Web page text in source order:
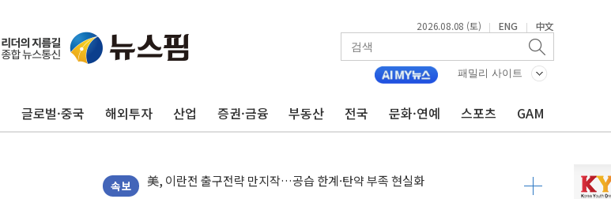
2026.08.08 (토) | ENG | 中文
패밀리 사이트
글로벌·중국 해외투자 산업 증권·금융 부동산 전국 문화·연예 스포츠 GAM
속보
이번주 국내 주요 금융일정(8.10~8.14)
강릉·동해·삼척 시간당 최대 50㎜ 폭우…강원 동해안 강한 비 어어져